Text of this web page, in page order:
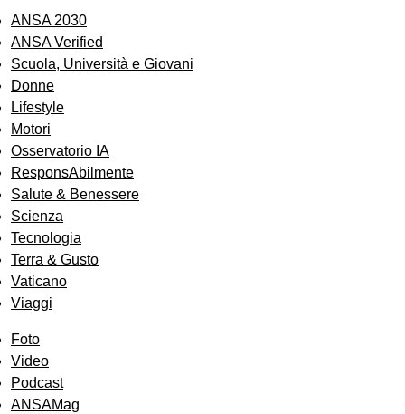
ANSA 2030
ANSA Verified
Scuola, Università e Giovani
Donne
Lifestyle
Motori
Osservatorio IA
ResponsAbilmente
Salute & Benessere
Scienza
Tecnologia
Terra & Gusto
Vaticano
Viaggi
Foto
Video
Podcast
ANSAMag